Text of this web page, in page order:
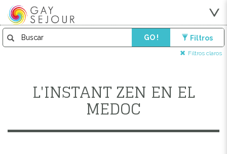
GO ! Filtros
Filtros claros
L'INSTANT ZEN EN EL
MEDOC